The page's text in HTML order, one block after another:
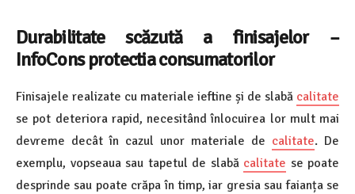
Durabilitate scăzută a finisajelor –
InfoCons protectia consumatorilor
Finisajele realizate cu materiale ieftine și de slabă calitate
se pot deteriora rapid, necesitând înlocuirea lor mult mai
devreme decât în cazul unor materiale de calitate. De
exemplu, vopseaua sau tapetul de slabă calitate se poate
desprinde sau poate crăpa în timp, iar gresia sau faianța se